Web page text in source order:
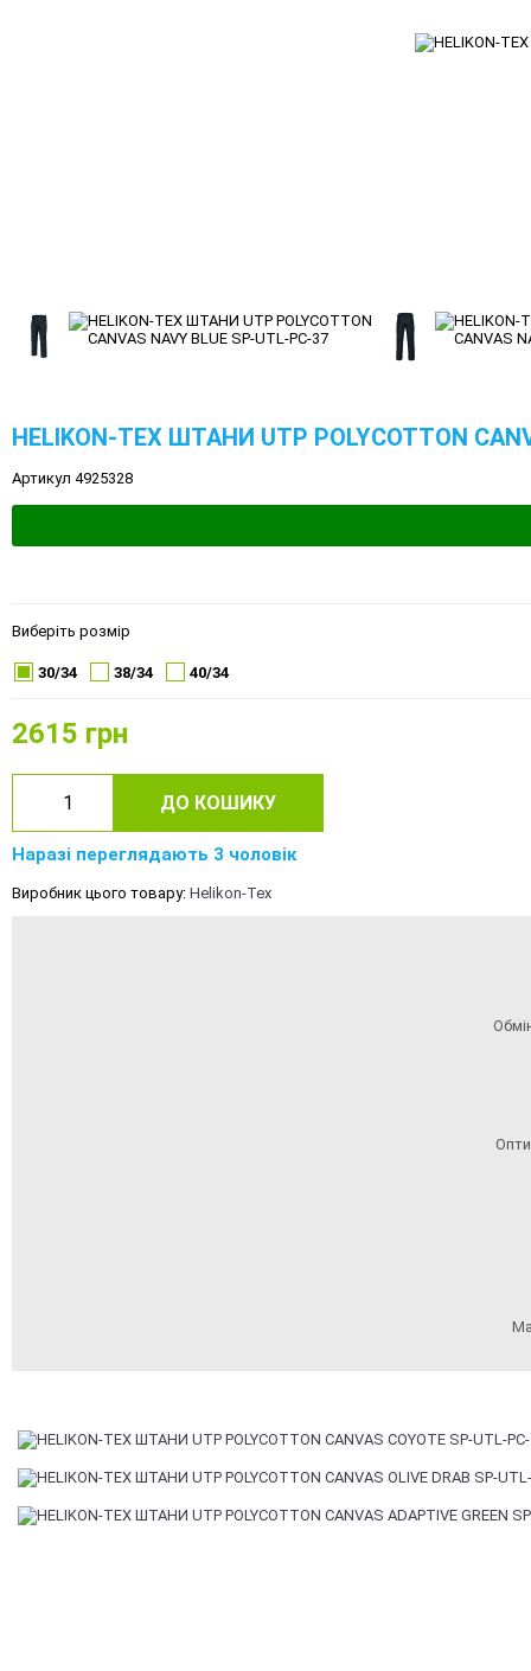
HELIKON-TEX ШТАНИ UTP POLYCOTTON
Артикул 4925328
Виберіть розмір
30/34 38/34 40/34
2615 грн
ДО КОШИКУ
Наразі переглядають 3 чоловік
Виробник цього товару: Helikon-Tex